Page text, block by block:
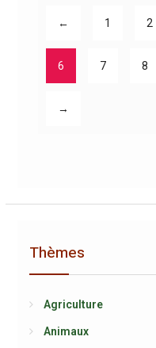
← 1 2
6 7 8
→
Thèmes
Agriculture
Animaux